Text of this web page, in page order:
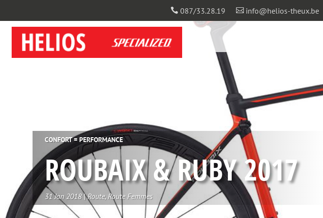
087/33.28.19 info@helios-theux.be
CONFORT = PERFORMANCE
ROUBAIX & RUBY 2017
31 Jan 2018|Route, Route Femmes